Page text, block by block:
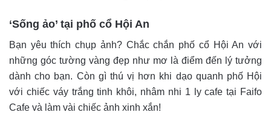
‘Sống ảo’ tại phố cổ Hội An
Bạn yêu thích chụp ảnh? Chắc chắn phố cổ Hội An với
những góc tường vàng đẹp như mơ là điểm đến lý tưởng
dành cho bạn. Còn gì thú vị hơn khi dạo quanh phố Hội
với chiếc váy trắng tinh khôi, nhâm nhi 1 ly cafe tại Faifo
Cafe và làm vài chiếc ảnh xinh xắn!